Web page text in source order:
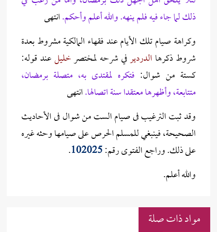
ذلك لما جاء فيه فلم ينهه. والله أعلم وأحكم.انتهى
وكراهة صيام تلك الأيام عند فقهاء المالكية مشروط بعدة
شروط ذكرها الدرديرفي شرحه لمختصرخليلعند قوله:
كستة من شوال: فتكره لمقتدى به، متصلة برمضان،
متتابعة، وأظهرها معتقدا سنة اتصالها.انتهى
وقد ثبت الترغيب فى صيام الست من شوال فى الأحاديث
الصحيحة، فينبغي للمسلم الحرص على صيامها وحثه غيره
على ذلك. وراجع الفتوى رقم:102025
.
والله أعلم.
مواد ذات صلة